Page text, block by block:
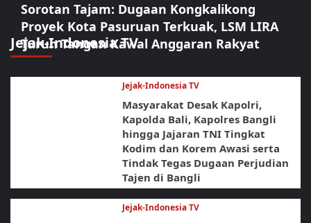
Jejak-Indonesia TV
Sorotan Tajam: Dugaan Kongkalikong
Proyek Kota Pasuruan Terkuak, LSM LIRA
Turun Tangan Kawal Anggaran Rakyat
Jejak-Indonesia TV
Masyarakat Desak Kapolri,
Kapolda Bali, Kapolres Bangli
hingga Jajaran TNI Tingkat
Kodim dan Korem Awasi serta
Tindak Tegas Dugaan Perjudian
Tajen di Bangli
Jejak-Indonesia TV